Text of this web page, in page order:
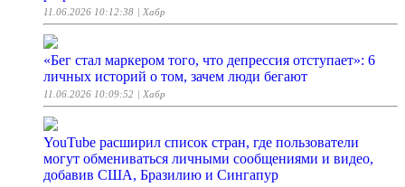
11.06.2026 10:12:38 | Хабр
«Бег стал маркером того, что депрессия отступает»: 6
личных историй о том, зачем люди бегают
11.06.2026 10:09:52 | Хабр
YouTube расширил список стран, где пользователи
могут обмениваться личными сообщениями и видео,
добавив США, Бразилию и Сингапур